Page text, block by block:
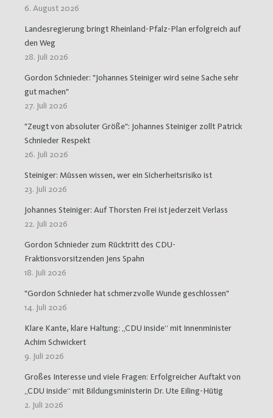
6. August 2026
Landesregierung bringt Rheinland-Pfalz-Plan erfolgreich auf
den Weg
28. Juli 2026
Gordon Schnieder: "Johannes Steiniger wird seine Sache sehr
gut machen"
27. Juli 2026
"Zeugt von absoluter Größe": Johannes Steiniger zollt Patrick
Schnieder Respekt
26. Juli 2026
Steiniger: Müssen wissen, wer ein Sicherheitsrisiko ist
23. Juli 2026
Johannes Steiniger: Auf Thorsten Frei ist jederzeit Verlass
22. Juli 2026
Gordon Schnieder zum Rücktritt des CDU-
Fraktionsvorsitzenden Jens Spahn
18. Juli 2026
"Gordon Schnieder hat schmerzvolle Wunde geschlossen"
14. Juli 2026
Klare Kante, klare Haltung: „CDU inside“ mit Innenminister
Achim Schwickert
9. Juli 2026
Großes Interesse und viele Fragen: Erfolgreicher Auftakt von
„CDU inside“ mit Bildungsministerin Dr. Ute Eiling-Hütig
2. Juli 2026